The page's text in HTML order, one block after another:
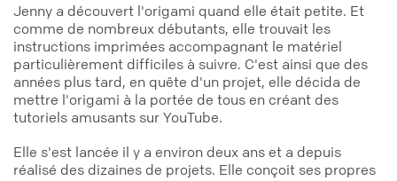
Jenny a découvert l'origami quand elle était petite. Et
comme de nombreux débutants, elle trouvait les
instructions imprimées accompagnant le matériel
particulièrement difficiles à suivre. C'est ainsi que des
années plus tard, en quête d'un projet, elle décida de
mettre l'origami à la portée de tous en créant des
tutoriels amusants sur YouTube.
Elle s'est lancée il y a environ deux ans et a depuis
réalisé des dizaines de projets. Elle conçoit ses propres